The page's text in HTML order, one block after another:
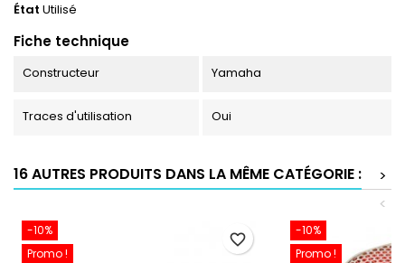
État Utilisé
Fiche technique
Constructeur Yamaha
Traces d'utilisation Oui
16 AUTRES PRODUITS DANS LA MÊME CATÉGORIE :
>
<
-10%
Promo !
favorite_border
-10%
Promo !